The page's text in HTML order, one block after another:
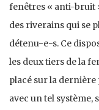
fenêtres « anti-bruit
des riverains qui se
détenu-e-s. Ce
les deux tiers de la
placé sur la
avec un tel système,